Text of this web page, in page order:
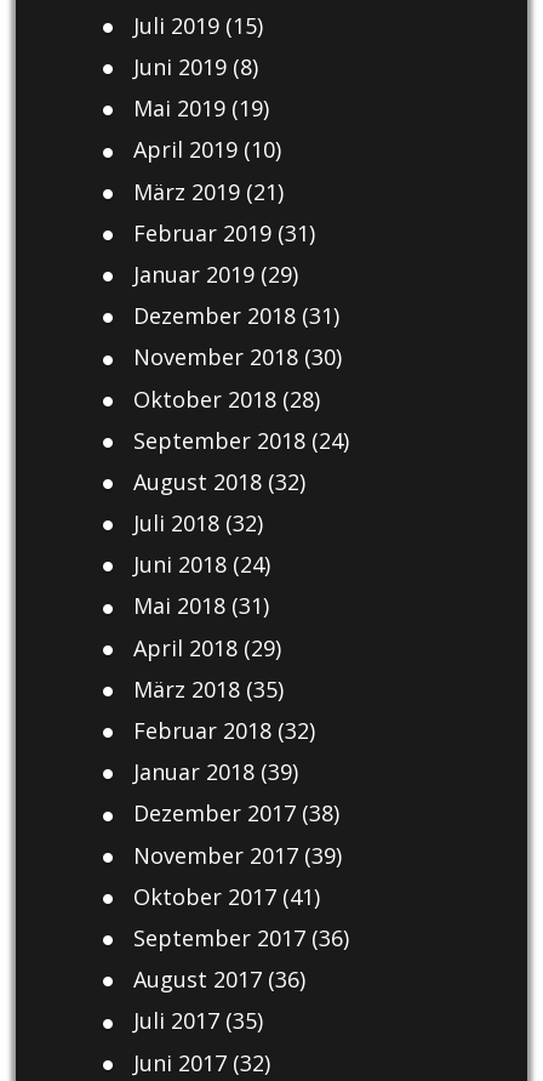
Juli 2019(15)
Juni 2019(8)
Mai 2019(19)
April 2019(10)
März 2019(21)
Februar 2019(31)
Januar 2019(29)
Dezember 2018(31)
November 2018(30)
Oktober 2018(28)
September 2018(24)
August 2018(32)
Juli 2018(32)
Juni 2018(24)
Mai 2018(31)
April 2018(29)
März 2018(35)
Februar 2018(32)
Januar 2018(39)
Dezember 2017(38)
November 2017(39)
Oktober 2017(41)
September 2017(36)
August 2017(36)
Juli 2017(35)
Juni 2017(32)